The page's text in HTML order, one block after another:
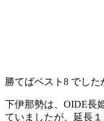
勝てばベスト8 でした
下伊那勢は、OIDE長
ていましたが、延長